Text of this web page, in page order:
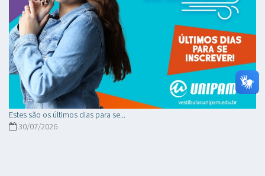
Estes são os últimos dias para se...
30/07/2026